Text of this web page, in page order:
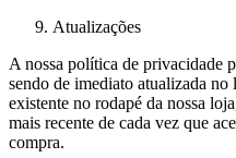
Atualizações
A nossa política de privacidade
sendo de imediato atualizada
existente no rodapé da nossa
mais recente de cada vez que
compra.